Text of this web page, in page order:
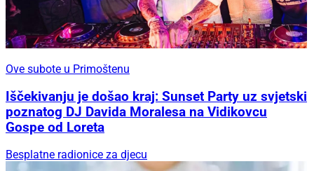
Ove subote u Primoštenu
Iščekivanju je došao kraj: Sunset Party uz svjetski
poznatog DJ Davida Moralesa na Vidikovcu
Gospe od Loreta
Besplatne radionice za djecu